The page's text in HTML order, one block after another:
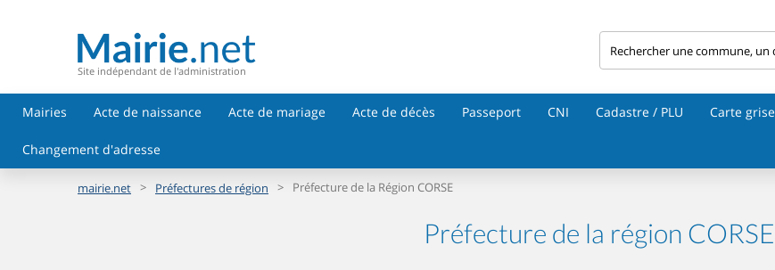
Site indépendant de l'administration
Mairies Acte de naissance Acte de mariage Acte de décès Passeport CNI Cadastre / PLU Carte grise
Changement d'adresse
mairie.net > Préfectures de région > Préfecture de la Région CORSE
Préfecture de la région CORSE